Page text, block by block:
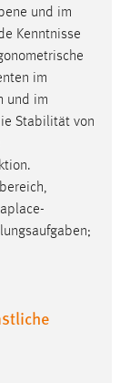
und im
Kenntnisse
im
und im
Stabilität von